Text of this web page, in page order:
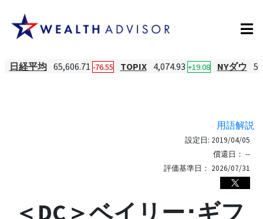
日経平均 65,606.71 -76.55 TOPIX 4,074.93 +19.08 NYダウ
用語解説
設定日: 2019/04/05
償還日： --
評価基準日： 2026/07/31
＜DC＞ベイリー･ギフ